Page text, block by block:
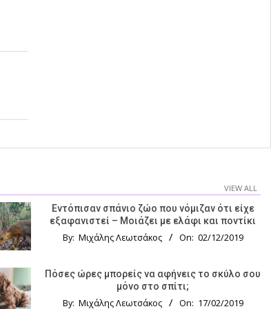
VIEW ALL
Εντόπισαν σπάνιο ζώο που νόμιζαν ότι είχε
εξαφανιστεί – Μοιάζει με ελάφι και ποντίκι
By: Μιχάλης Λεωτσάκος On: 02/12/2019
Πόσες ώρες μπορείς να αφήνεις το σκύλο σου
μόνο στο σπίτι;
By: Μιχάλης Λεωτσάκος On: 17/02/2019